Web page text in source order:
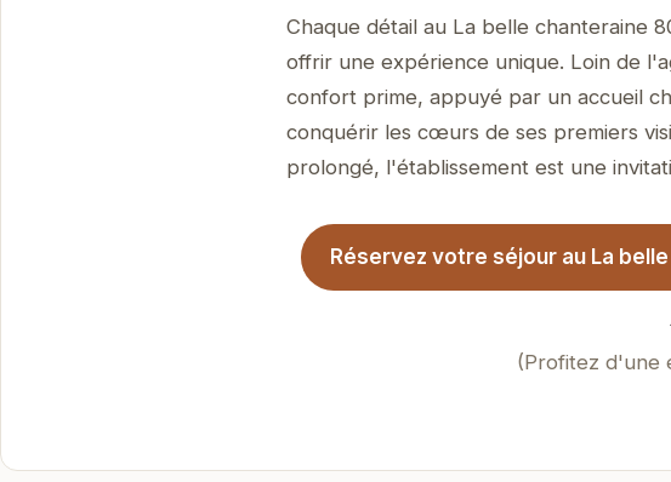
Chaque détail au La belle chanteraine
offrir une expérience unique. Loin de
confort prime, appuyé par un accueil
conquérir les cœurs de ses premiers
prolongé, l'établissement est une
Réservez votre séjour au La
(Profitez d'une